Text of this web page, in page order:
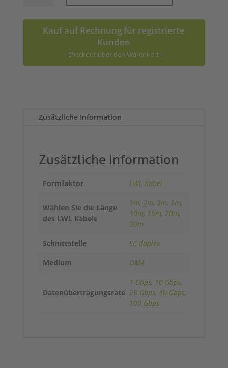
LC
MengeKauf auf Rechnung für registrierte
Kunden
(Checkout über den Warenkorb)
Zusätzliche Information
Zusätzliche Information
Formfaktor LWL Kabel
Wählen Sie die Länge
des LWL Kabels
1m, 2m, 3m, 5m,
10m, 15m, 20m,
30m
Schnittstelle
LC duplex
Medium
OM4
Datenübertragungsrate
1 Gbps, 10 Gbps,
25 Gbps, 40 Gbps,
100 Gbps